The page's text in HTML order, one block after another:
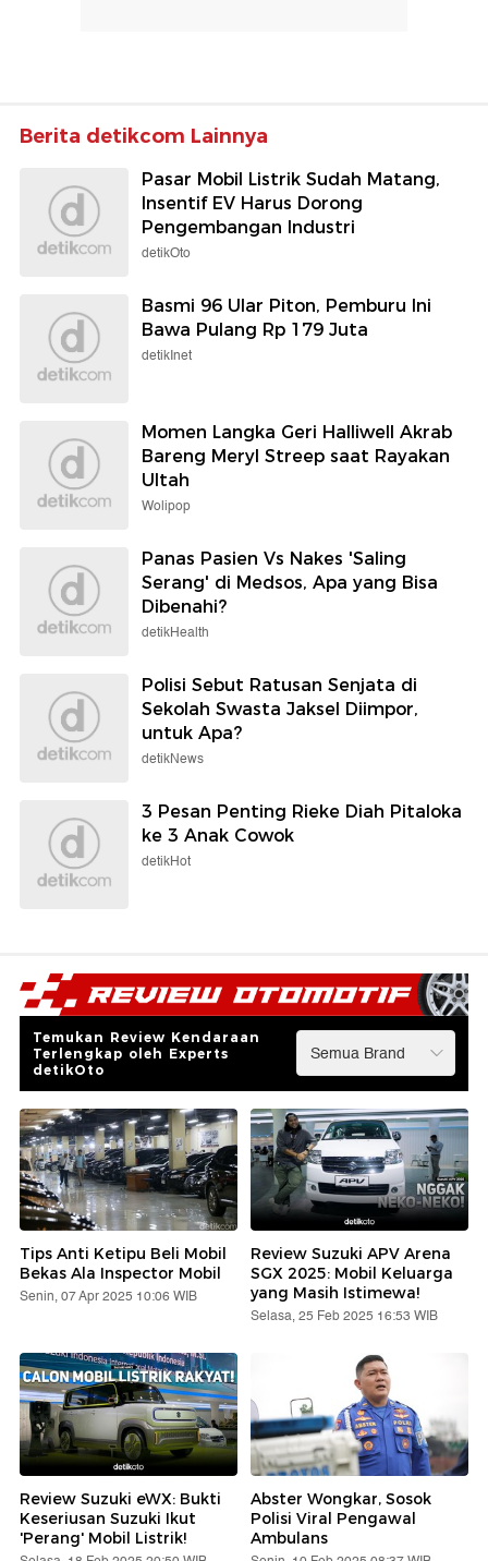
Berita detikcom Lainnya
Pasar Mobil Listrik Sudah Matang,
Insentif EV Harus Dorong
Pengembangan Industri
detikOto
Basmi 96 Ular Piton, Pemburu Ini
Bawa Pulang Rp 179 Juta
detikInet
Momen Langka Geri Halliwell Akrab
Bareng Meryl Streep saat Rayakan
Ultah
Wolipop
Panas Pasien Vs Nakes 'Saling
Serang' di Medsos, Apa yang Bisa
Dibenahi?
detikHealth
Polisi Sebut Ratusan Senjata di
Sekolah Swasta Jaksel Diimpor,
untuk Apa?
detikNews
3 Pesan Penting Rieke Diah Pitaloka
ke 3 Anak Cowok
detikHot
Temukan Review Kendaraan
Terlengkap oleh Experts
detikOto
Tips Anti Ketipu Beli Mobil
Bekas Ala Inspector Mobil
Senin, 07 Apr 2025 10:06 WIB
Review Suzuki APV Arena
SGX 2025: Mobil Keluarga
yang Masih Istimewa!
Selasa, 25 Feb 2025 16:53 WIB
Review Suzuki eWX: Bukti
Keseriusan Suzuki Ikut
'Perang' Mobil Listrik!
Abster Wongkar, Sosok
Polisi Viral Pengawal
Ambulans